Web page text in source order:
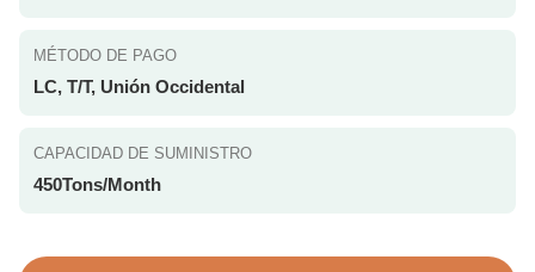
MÉTODO DE PAGO
LC, T/T, Unión Occidental
CAPACIDAD DE SUMINISTRO
450Tons/Month